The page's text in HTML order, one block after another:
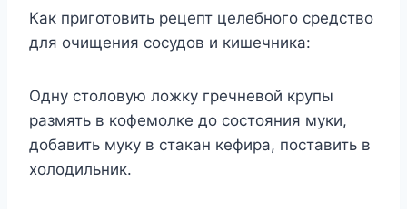
Как приготовить рецепт целебного средство
для очищения сосудов и кишечника:
Одну столовую ложку гречневой крупы
размять в кофемолке до состояния муки,
добавить муку в стакан кефира, поставить в
холодильник.